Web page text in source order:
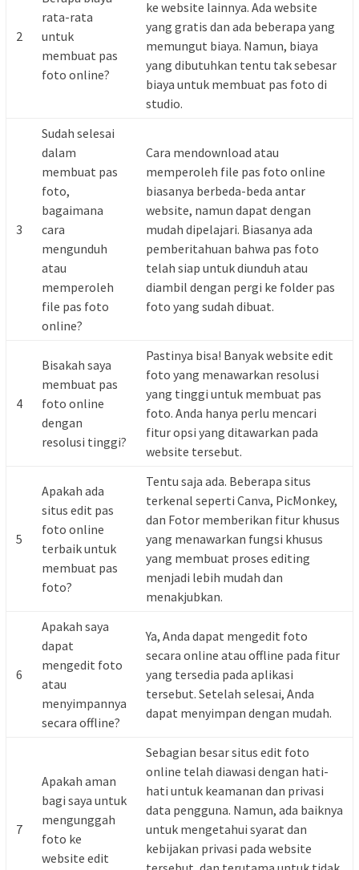
2
rata-rata
untuk
membuat pas
foto online?
ke website lainnya. Ada website
yang gratis dan ada beberapa yang
memungut biaya. Namun, biaya
yang dibutuhkan tentu tak sebesar
biaya untuk membuat pas foto di
studio.
3
Sudah selesai
dalam
membuat pas
foto,
bagaimana
cara
mengunduh
atau
memperoleh
file pas foto
online?
Cara mendownload atau
memperoleh file pas foto online
biasanya berbeda-beda antar
website, namun dapat dengan
mudah dipelajari. Biasanya ada
pemberitahuan bahwa pas foto
telah siap untuk diunduh atau
diambil dengan pergi ke folder pas
foto yang sudah dibuat.
4
Bisakah saya
membuat pas
foto online
dengan
resolusi tinggi?
Pastinya bisa! Banyak website edit
foto yang menawarkan resolusi
yang tinggi untuk membuat pas
foto. Anda hanya perlu mencari
fitur opsi yang ditawarkan pada
website tersebut.
5
Apakah ada
situs edit pas
foto online
terbaik untuk
membuat pas
foto?
Tentu saja ada. Beberapa situs
terkenal seperti Canva, PicMonkey,
dan Fotor memberikan fitur khusus
yang menawarkan fungsi khusus
yang membuat proses editing
menjadi lebih mudah dan
menakjubkan.
6
Apakah saya
dapat
mengedit foto
atau
menyimpannya
secara offline?
Ya, Anda dapat mengedit foto
secara online atau offline pada fitur
yang tersedia pada aplikasi
tersebut. Setelah selesai, Anda
dapat menyimpan dengan mudah.
7
Apakah aman
bagi saya untuk
mengunggah
foto ke
website edit
Sebagian besar situs edit foto
online telah diawasi dengan hati-
hati untuk keamanan dan privasi
data pengguna. Namun, ada baiknya
untuk mengetahui syarat dan
kebijakan privasi pada website